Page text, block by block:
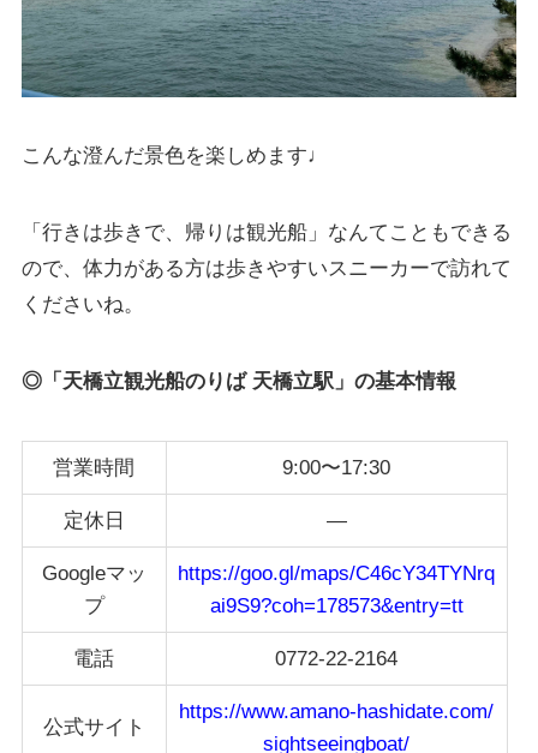
こんな澄んだ景色を楽しめます♩
「行きは歩きで、帰りは観光船」なんてこともできる
ので、体力がある方は歩きやすいスニーカーで訪れて
くださいね。
◎「天橋立観光船のりば 天橋立駅」の基本情報
営業時間 9:00〜17:30
定休日 —
Googleマッ
プ
https://goo.gl/maps/C46cY34TYNrq
ai9S9?coh=178573&entry=tt
電話 0772-22-2164
公式サイト
https://www.amano-hashidate.com/
sightseeingboat/